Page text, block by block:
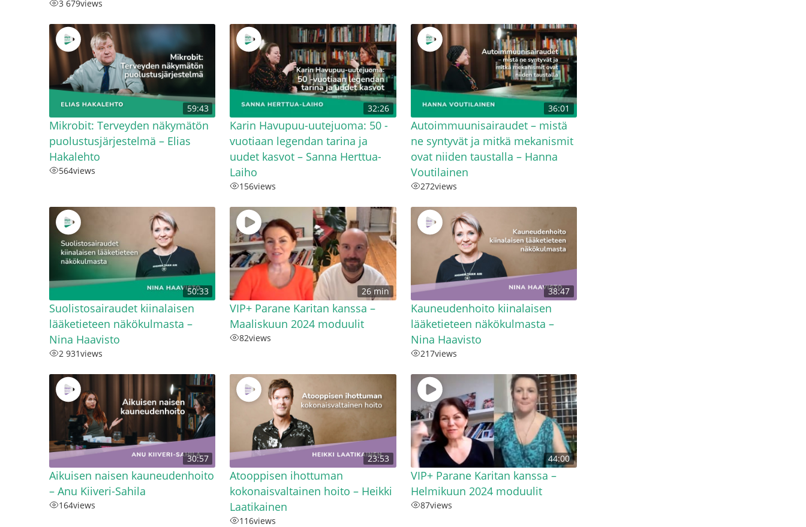
3 679views
59:43
Mikrobit: Terveyden näkymätön
puolustusjärjestelmä – Elias
Hakalehto
564views
32:26
Karin Havupuu-uutejuoma: 50 -
vuotiaan legendan tarina ja
uudet kasvot – Sanna Herttua-
Laiho
156views
36:01
Autoimmuunisairaudet – mistä
ne syntyvät ja mitkä mekanismit
ovat niiden taustalla – Hanna
Voutilainen
272views
50:33
Suolistosairaudet kiinalaisen
lääketieteen näkökulmasta –
Nina Haavisto
2 931views
26 min
VIP+ Parane Karitan kanssa –
Maaliskuun 2024 moduulit
82views
38:47
Kauneudenhoito kiinalaisen
lääketieteen näkökulmasta –
Nina Haavisto
217views
30:57
Aikuisen naisen kauneudenhoito
– Anu Kiiveri-Sahila
164views
23:53
Atooppisen ihottuman
kokonaisvaltainen hoito – Heikki
Laatikainen
116views
44:00
VIP+ Parane Karitan kanssa –
Helmikuun 2024 moduulit
87views